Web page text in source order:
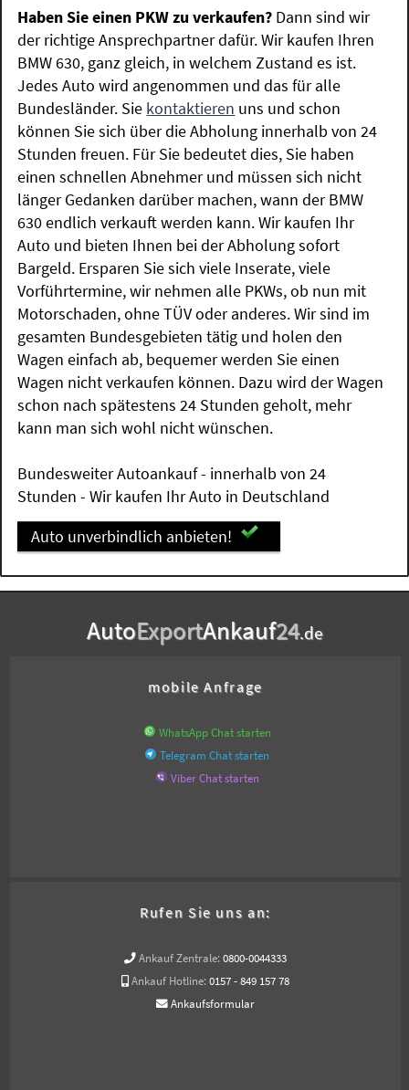
Haben Sie einen PKW zu verkaufen? Dann sind wir
der richtige Ansprechpartner dafür. Wir kaufen Ihren
BMW 630, ganz gleich, in welchem Zustand es ist.
Jedes Auto wird angenommen und das für alle
Bundesländer. Sie kontaktieren uns und schon
können Sie sich über die Abholung innerhalb von 24
Stunden freuen. Für Sie bedeutet dies, Sie haben
einen schnellen Abnehmer und müssen sich nicht
länger Gedanken darüber machen, wann der BMW
630 endlich verkauft werden kann. Wir kaufen Ihr
Auto und bieten Ihnen bei der Abholung sofort
Bargeld. Ersparen Sie sich viele Inserate, viele
Vorführtermine, wir nehmen alle PKWs, ob nun mit
Motorschaden, ohne TÜV oder anderes. Wir sind im
gesamten Bundesgebieten tätig und holen den
Wagen einfach ab, bequemer werden Sie einen
Wagen nicht verkaufen können. Dazu wird der Wagen
schon nach spätestens 24 Stunden geholt, mehr
kann man sich wohl nicht wünschen.
Bundesweiter Autoankauf - innerhalb von 24
Stunden - Wir kaufen Ihr Auto in Deutschland
Auto unverbindlich anbieten!
AutoExportAnkauf24.de
mobile Anfrage
WhatsApp Chat starten
Telegram Chat starten
Viber Chat starten
Rufen Sie uns an:
Ankauf Zentrale: 0800-0044333
Ankauf Hotline: 0157 - 849 157 78
Ankaufsformular